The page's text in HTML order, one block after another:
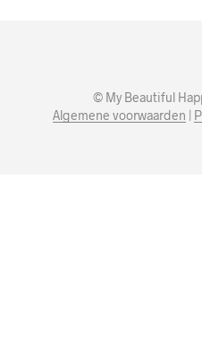
© My Beautiful
Algemene voorwaarden |